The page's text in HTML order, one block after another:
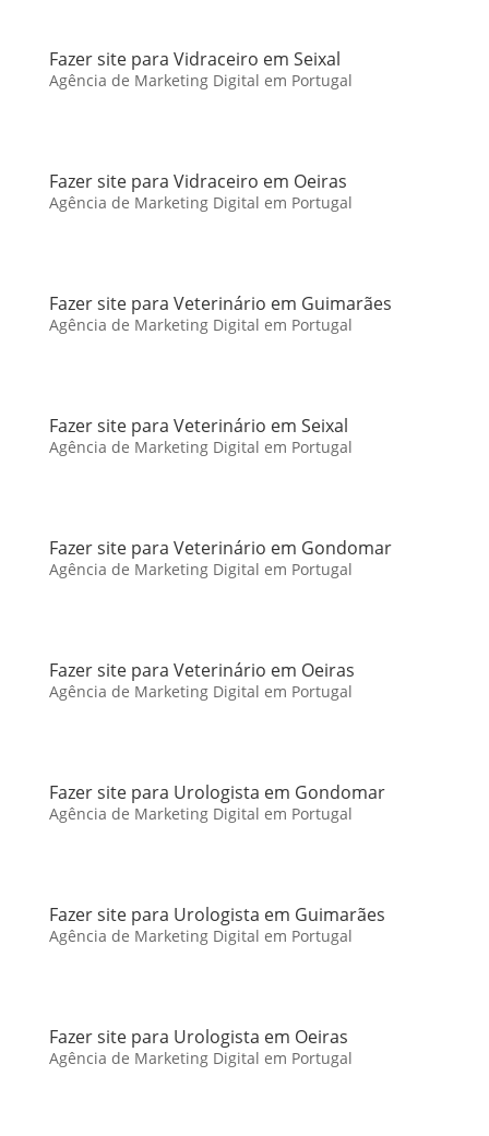
Fazer site para Vidraceiro em Seixal
Agência de Marketing Digital em Portugal
Fazer site para Vidraceiro em Oeiras
Agência de Marketing Digital em Portugal
Fazer site para Veterinário em Guimarães
Agência de Marketing Digital em Portugal
Fazer site para Veterinário em Seixal
Agência de Marketing Digital em Portugal
Fazer site para Veterinário em Gondomar
Agência de Marketing Digital em Portugal
Fazer site para Veterinário em Oeiras
Agência de Marketing Digital em Portugal
Fazer site para Urologista em Gondomar
Agência de Marketing Digital em Portugal
Fazer site para Urologista em Guimarães
Agência de Marketing Digital em Portugal
Fazer site para Urologista em Oeiras
Agência de Marketing Digital em Portugal